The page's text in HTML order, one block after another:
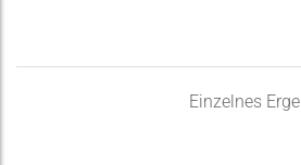
Einzelnes